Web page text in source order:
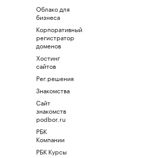
Облако для
бизнеса
Корпоративный
регистратор
доменов
Хостинг
сайтов
Рег.решения
Знакомства
Сайт
знакомств
podbor.ru
РБК
Компании
РБК Курсы